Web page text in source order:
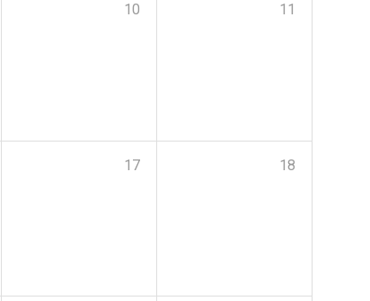
10 11
17 18